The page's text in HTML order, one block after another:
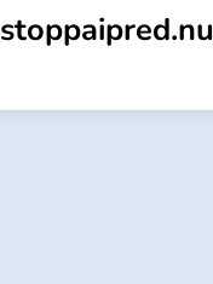
stoppaipred.nu